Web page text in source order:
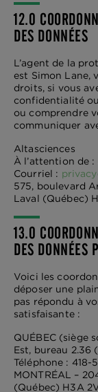
12.0
DES DONNÉES
L’agent de la
est Simon Lane,
droits, si vous
confidentialité
ou comprendre
communiquer
Altasciences
À l’attention de
Courriel :
575, boulevard
Laval (Québec)
13.0
DES DONNÉES
Voici les
déposer une
pas répondu à
satisfaisante :
QUÉBEC (siège
Est, bureau 2.36
Téléphone : 418-
MONTRÉAL –
(Québec) H3A